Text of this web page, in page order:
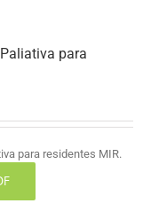
para
para residentes MIR.